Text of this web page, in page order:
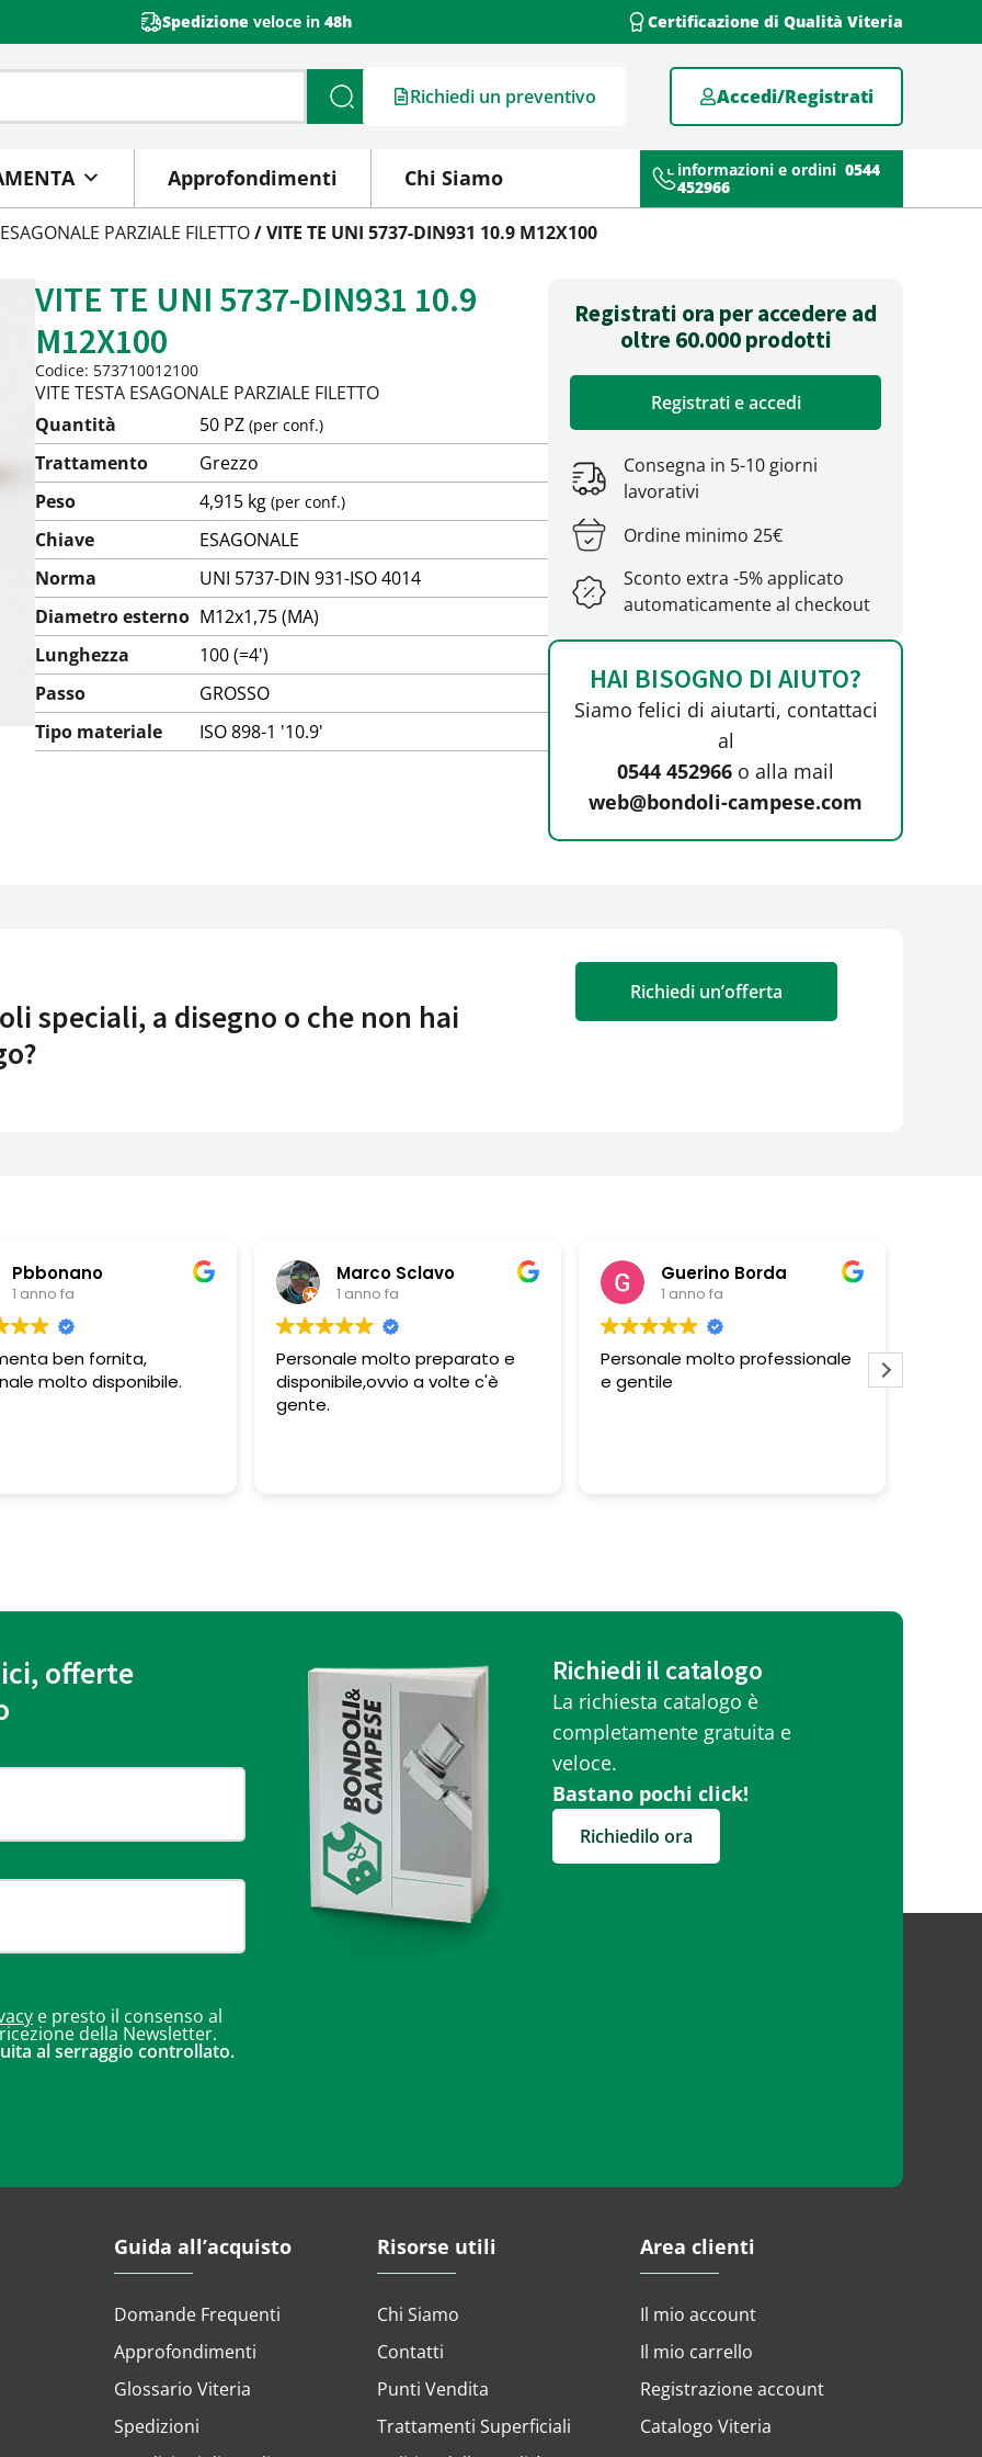
Spedizione veloce in 48h Certificazione di Qualità Viteria
Cerca Richiedi un preventivo Accedi/Registrati
Approfondimenti Chi Siamo informazioni e ordini 0544
452966
PARZIALE FILETTO/ VITE TE UNI 5737-DIN931 10.9 M12X100
VITE TE UNI 5737-DIN931 10.9
M12X100
Codice: 573710012100
VITE TESTA ESAGONALE PARZIALE FILETTO
Quantità
50 PZ (per conf.)
Trattamento
Grezzo
Peso
4,915 kg (per conf.)
Chiave
ESAGONALE
Norma
UNI 5737-DIN 931-ISO 4014
Diametro esterno M12x1,75 (MA)
Lunghezza
100 (=4')
Passo
GROSSO
Tipo materiale
ISO 898-1 '10.9'
Registrati ora per accedere ad
oltre 60.000 prodotti
Registrati e accedi
Consegna in 5-10 giorni
lavorativi
Ordine minimo 25€
Sconto extra -5% applicato
automaticamente al checkout
HAI BISOGNO DI AIUTO?
Siamo felici di aiutarti, contattaci
al
0544 452966 o alla mail
web@bondoli-campese.com
speciali, a disegno o che non hai
Richiedi un’offerta
Marco Sclavo
Personale molto preparato e
disponibile,ovvio a volte c'è
Guerino Borda
Personale molto professionale
e gentile
barbara altieri
Negozio ben fornito e
personale disponibile e livello di
offerte
e presto il consenso al
della Newsletter.
al serraggio controllato.
Richiedi il catalogo
La richiesta catalogo è
completamente gratuita e
veloce.
Bastano pochi click!
Richiedilo ora
Guida all’acquisto
Domande Frequenti
Approfondimenti
Glossario Viteria
Spedizioni
Risorse utili
Chi Siamo
Contatti
Punti Vendita
Trattamenti Superficiali
Area clienti
Il mio account
Il mio carrello
Registrazione account
Catalogo Viteria